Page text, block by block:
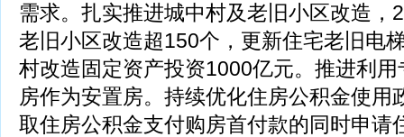
需求。扎实推进城中村及老旧小区改造，
老旧小区改造超150个，更新住宅老旧电
村改造固定资产投资1000亿元。推进利
房作为安置房。持续优化住房公积金使用
取住房公积金支付购房首付款的同时申请